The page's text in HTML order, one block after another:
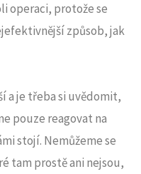
operaci, protože se
způsob, jak
a je třeba si uvědomit,
pouze reagovat na
stojí. Nemůžeme se
tam prostě ani nejsou,